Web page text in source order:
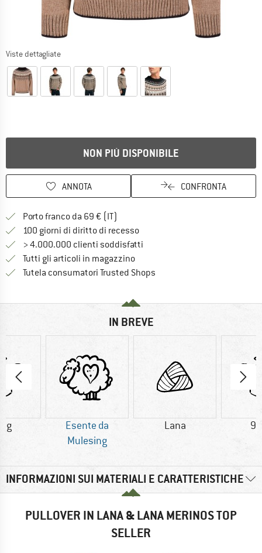
Viste dettagliate
NON PIÙ DISPONIBILE
ANNOTA CONFRONTA
Porto franco da 69 € (IT)
100 giorni di diritto di recessoVai alla politica di recesso qui
> 4.000.000 clienti soddisfatti
Tutti gli articoli in magazzino
Tutela consumatori Trusted Shops
IN BREVE
g
Esente da
Mulesing
Lana
INFORMAZIONI SUI MATERIALI E CARATTERISTICHE
PULLOVER IN LANA & LANA MERINOS TOP
SELLER